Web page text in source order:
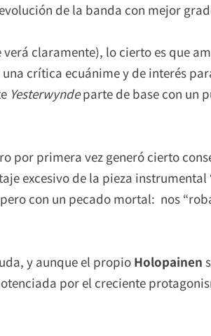
de la banda con mejor
claramente), lo cierto es que
crítica ecuánime y de interés
Yesterwyndeparte de base con un
por primera vez generó cierto
excesivo de la pieza instrumental
con un pecado mortal: nos
y aunque el propio Holopainen
por el creciente